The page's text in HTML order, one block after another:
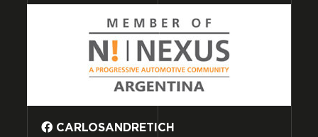
CARLOSANDRETICH